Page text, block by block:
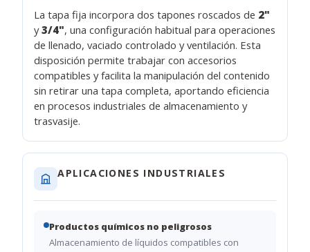
La tapa fija incorpora dos tapones roscados de 2"
y3/4", una configuración habitual para operaciones
de llenado, vaciado controlado y ventilación. Esta
disposición permite trabajar con accesorios
compatibles y facilita la manipulación del contenido
sin retirar una tapa completa, aportando eficiencia
en procesos industriales de almacenamiento y
trasvasije.
APLICACIONES INDUSTRIALES
Productos químicos no peligrosos
Almacenamiento de líquidos compatibles con